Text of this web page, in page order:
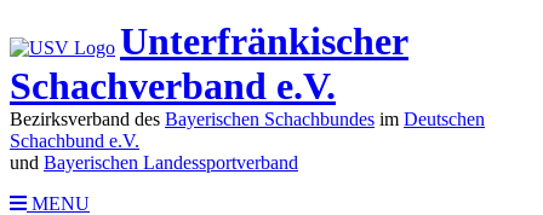
Unterfränkischer
Schachverband e.V.
Bezirksverband des Bayerischen Schachbundes im Deutschen
Schachbund e.V.
und Bayerischen Landessportverband
MENU